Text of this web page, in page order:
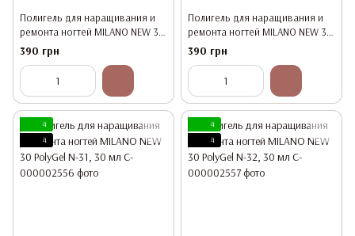
Полигель для наращивания и
ремонта ногтей MILANO NEW 30
PolyGel N-29, 30 мл
390 грн
Полигель для наращивания и
ремонта ногтей MILANO NEW 30
PolyGel N-30, 30 мл
390 грн
4
4
4
4